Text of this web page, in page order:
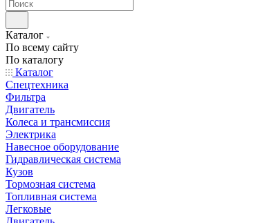
Каталог
По всему сайту
По каталогу
Каталог
Спецтехника
Фильтра
Двигатель
Колеса и трансмиссия
Электрика
Навесное оборудование
Гидравлическая система
Кузов
Тормозная система
Топливная система
Легковые